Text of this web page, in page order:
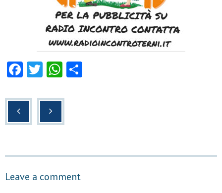
F
c
k
T
tt
er
W
at
Leave a comment